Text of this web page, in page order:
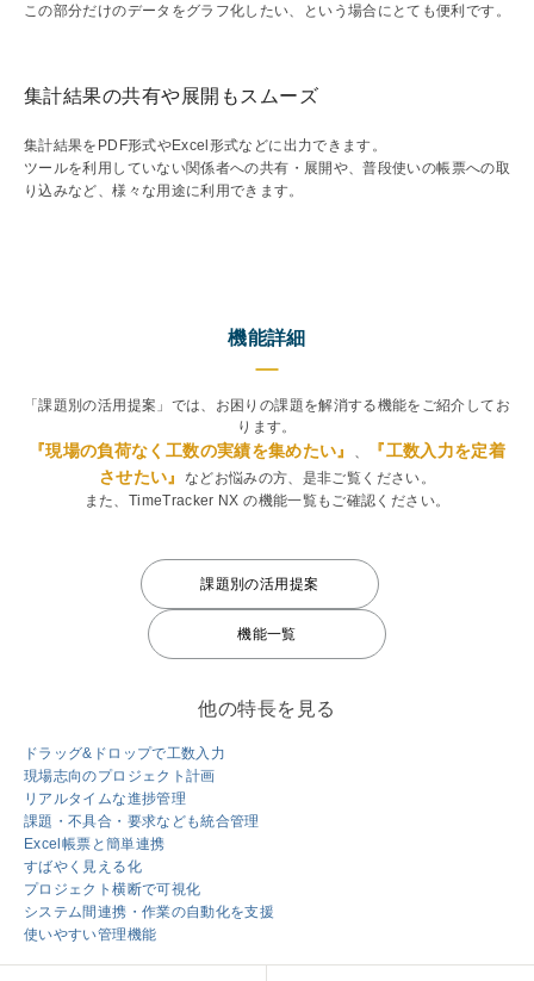
この部分だけのデータをグラフ化したい、という場合にとても便利です。
集計結果の共有や展開もスムーズ
集計結果をPDF形式やExcel形式などに出力できます。
ツールを利用していない関係者への共有・展開や、普段使いの帳票への取
り込みなど、様々な用途に利用できます。
機能詳細
「課題別の活用提案」では、お困りの課題を解消する機能をご紹介してお
ります。
『現場の負荷なく工数の実績を集めたい』
『工数入力を定着
させたい』
などお悩みの方、是非ご覧ください。
また、TimeTracker NX の機能一覧もご確認ください。
課題別の活用提案
機能一覧
他の特長を見る
ドラッグ&ドロップで工数入力
現場志向のプロジェクト計画
リアルタイムな進捗管理
課題・不具合・要求なども統合管理
Excel帳票と簡単連携
すばやく見える化
プロジェクト横断で可視化
システム間連携・作業の自動化を支援
使いやすい管理機能